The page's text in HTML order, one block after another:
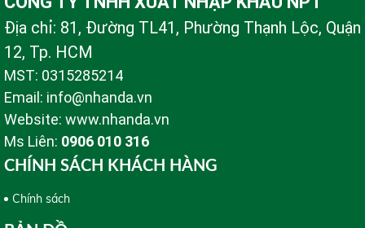
Địa chỉ: 81, Đường TL41, Phường Thạnh Lộc, Quận
12, Tp. HCM
MST: 0315285214
Email: info@nhanda.vn
Website: www.nhanda.vn
Ms Liên: 0906 010 316
CHÍNH SÁCH KHÁCH HÀNG
Chính sách